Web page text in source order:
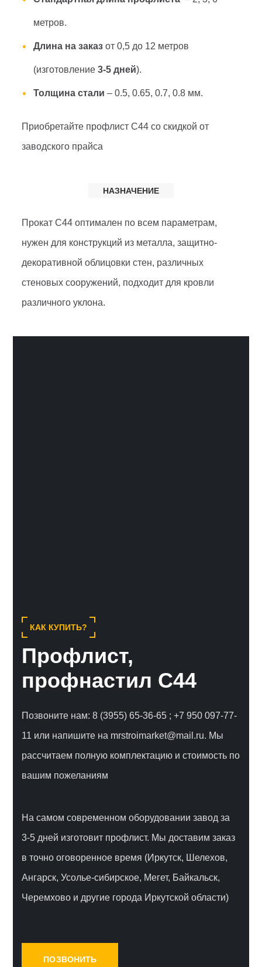
метров.
Длина на заказ от 0,5 до 12 метров
(изготовление3-5 дней).
Толщина стали – 0.5, 0.65, 0.7, 0.8 мм.
Приобретайте профлист С44 со скидкой от
заводского прайса
НАЗНАЧЕНИЕ
Прокат С44 оптимален по всем параметрам,
нужен для конструкций из металла, защитно-
декоративной облицовки стен, различных
стеновых сооружений, подходит для кровли
различного уклона.
КАК КУПИТЬ?
Профлист,
профнастил С44
Позвоните нам: 8 (3955) 65-36-65 ;+7 950 097-77-
11 или напишите на mrstroimarket@mail.ru. Мы
рассчитаем полную комплектацию и стоимость по
вашим пожеланиям
На самом современном оборудовании завод за
3-5 дней изготовит профлист. Мы доставим заказ
в точно оговоренное время (Иркутск, Шелехов,
Ангарск, Усолье-сибирское, Мегет, Байкальск,
Черемхово и другие города Иркутской области)
ПОЗВОНИТЬ